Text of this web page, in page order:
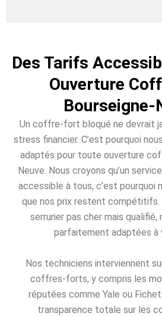
Des Tarifs
Ouverture
Bourseigne-
Un coffre-fort bloqué ne devrait
stress financier. C’est pourquoi
adaptés pour toute ouverture
Neuve. Nous croyons qu’un
accessible à tous, c’est pourquoi
que nos prix restent compétitifs.
serrurier pas cher mais
parfaitement adaptées à
Nos techniciens interviennent
coffres-forts, y compris les
réputées comme Yale ou
transparence totale sur les